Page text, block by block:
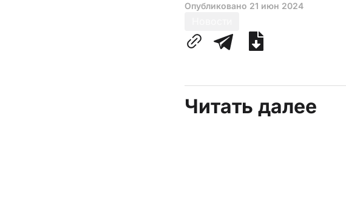
Опубликовано 21 июн 2024
Читать далее